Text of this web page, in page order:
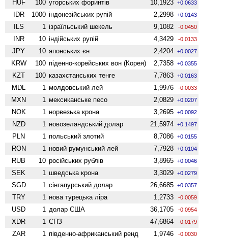
HUF 100 угорських форинтів 10,1923 +0.0633
IDR 1000 індонезійських рупій 2,2998 +0.0143
ILS 1 ізраїльський шекель 9,1082 -0.0450
INR 10 індійських рупій 4,3429 -0.0133
JPY 10 японських єн 2,4204 +0.0027
KRW 100 піденно-корейських вон (Корея) 2,7358 +0.0355
KZT 100 казахстанських тенге 7,7863 +0.0163
MDL 1 молдовський лей 1,9976 -0.0033
MXN 1 мексиканське песо 2,0829 +0.0207
NOK 1 норвезька крона 3,2695 +0.0092
NZD 1 ново­зеландський долар 21,5974 +0.1497
PLN 1 польський злотий 8,7086 +0.0155
RON 1 новий румунський лей 7,7928 +0.0104
RUB 10 російських рублів 3,8965 +0.0046
SEK 1 шведська крона 3,3029 +0.0279
SGD 1 сінгапурський долар 26,6685 +0.0357
TRY 1 нова турецька ліра 1,2733 -0.0059
USD 1 долар США 36,1705 -0.0954
XDR 1 СПЗ 47,6864 -0.0179
ZAR 1 південно-африканський ренд 1,9746 -0.0030